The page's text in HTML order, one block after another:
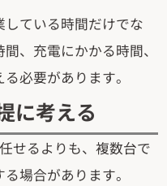
ている時間だけでな
、充電にかかる時間、
必要があります。
に考える
せるよりも、複数台で
場合があります。